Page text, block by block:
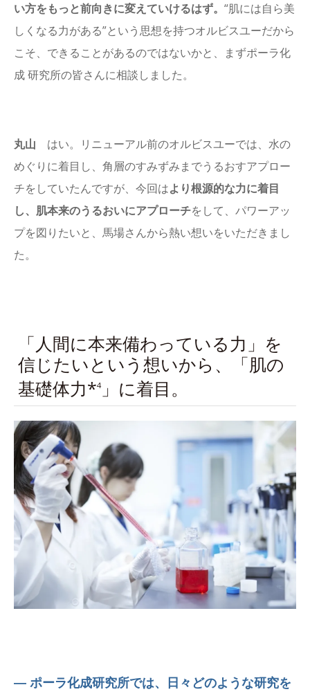
い方をもっと前向きに変えていけるはず。 “肌には自ら美
しくなる力がある”という思想を持つオルビスユーだから
こそ、できることがあるのではないかと、まずポーラ化
成 研究所の皆さんに相談しました。
丸山 はい。リニューアル前のオルビスユーでは、水の
めぐりに着目し、角層のすみずみまでうるおすアプロー
チをしていたんですが、今回はより根源的な力に着目
し、肌本来のうるおいにアプローチをして、パワーアッ
プを図りたいと、馬場さんから熱い想いをいただきまし
た。
「人間に本来備わっている力」を
信じたいという想いから、「肌の
基礎体力*4」に着目。
― ポーラ化成研究所では、日々どのような研究を